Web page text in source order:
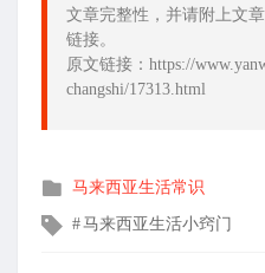
文章完整性，并请附上文
链接。
原文链接：https://
changshi/17313.html
发
在
马来西亚生活常识
文马来西亚生活小窍门